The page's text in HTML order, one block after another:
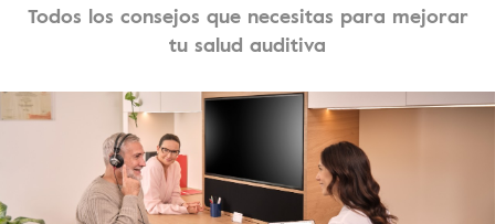
Todos los consejos que necesitas para mejorar
tu salud auditiva